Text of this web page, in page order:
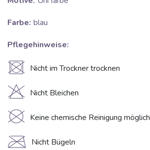
Farbe: blau
Pflegehinweise:
U Nicht im Trockner trocknen
H Nicht Bleichen
K Keine chemische Reinigung möglich
C Nicht Bügeln